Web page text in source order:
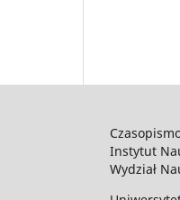
Instytut
Wydział